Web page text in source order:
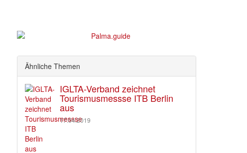
Ähnliche Themen
IGLTA-Verband zeichnet
Tourismusmessse ITB Berlin
aus
17.04.2019